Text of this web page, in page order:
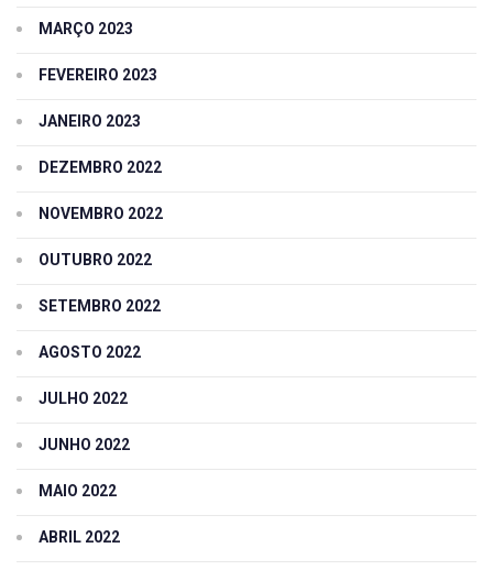
MARÇO 2023
FEVEREIRO 2023
JANEIRO 2023
DEZEMBRO 2022
NOVEMBRO 2022
OUTUBRO 2022
SETEMBRO 2022
AGOSTO 2022
JULHO 2022
JUNHO 2022
MAIO 2022
ABRIL 2022